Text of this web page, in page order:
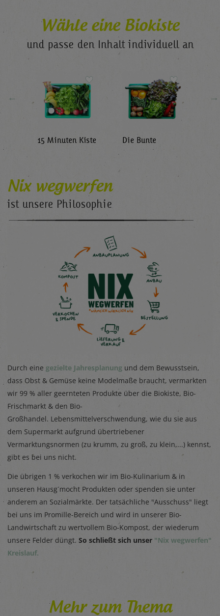
Wähle eine Biokiste
und passe den Inhalt individuell an
←
15 Minuten Kiste Die Bunte
→
Nix wegwerfen
ist unsere Philosophie
Durch eine gezielte Jahresplanung und dem Bewusstsein,
dass Obst & Gemüse keine Modelmaße braucht, vermarkten
wir 99 % aller geernteten Produkte über die Biokiste, Bio-
Frischmarkt & den Bio-
Großhandel. Lebensmittelverschwendung, wie du sie aus
dem Supermarkt aufgrund übertriebener
Vermarktungsnormen (zu krumm, zu groß, zu klein,...) kennst,
gibt es bei uns nicht.
Die übrigen 1 % verkochen wir im Bio-Kulinarium & in
unseren Hausg´mocht Produkten oder spenden sie unter
anderem an Sozialmärkte. Der tatsächliche "Ausschuss" liegt
bei uns im Promille-Bereich und wird in unserer Bio-
Landwirtschaft zu wertvollem Bio-Kompost, der wiederum
unsere Felder düngt. So schließt sich unser "Nix wegwerfen"
Kreislauf.
Mehr zum Thema